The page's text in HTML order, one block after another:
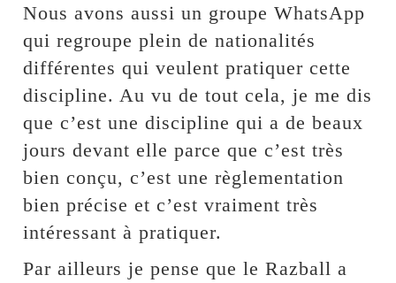
Nous avons aussi un groupe WhatsApp
qui regroupe plein de nationalités
différentes qui veulent pratiquer cette
discipline. Au vu de tout cela, je me dis
que c’est une discipline qui a de beaux
jours devant elle parce que c’est très
bien conçu, c’est une règlementation
bien précise et c’est vraiment très
intéressant à pratiquer.
Par ailleurs je pense que le Razball a